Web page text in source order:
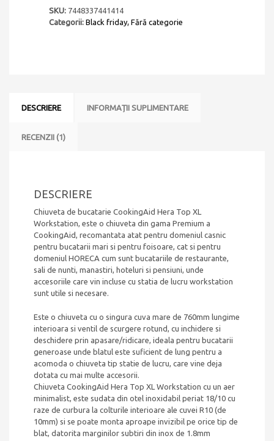
SKU: 7448337441414
Categorii: Black friday, Fără categorie
DESCRIERE INFORMAȚII SUPLIMENTARE
RECENZII (1)
DESCRIERE
Chiuveta de bucatarie CookingAid Hera Top XL
Workstation, este o chiuveta din gama Premium a
CookingAid, recomantata atat pentru domeniul casnic
pentru bucatarii mari si pentru foisoare, cat si pentru
domeniul HORECA cum sunt bucatariile de restaurante,
sali de nunti, manastiri, hoteluri si pensiuni, unde
accesoriile care vin incluse cu statia de lucru workstation
sunt utile si necesare.
Este o chiuveta cu o singura cuva mare de 760mm lungime
interioara si ventil de scurgere rotund, cu inchidere si
deschidere prin apasare/ridicare, ideala pentru bucatarii
generoase unde blatul este suficient de lung pentru a
acomoda o chiuveta tip statie de lucru, care vine deja
dotata cu mai multe accesorii.
Chiuveta CookingAid Hera Top XL Workstation cu un aer
minimalist, este sudata din otel inoxidabil periat 18/10 cu
raze de curbura la colturile interioare ale cuvei R10 (de
10mm) si se poate monta aproape invizibil pe orice tip de
blat, datorita marginilor subtiri din inox de 1.8mm